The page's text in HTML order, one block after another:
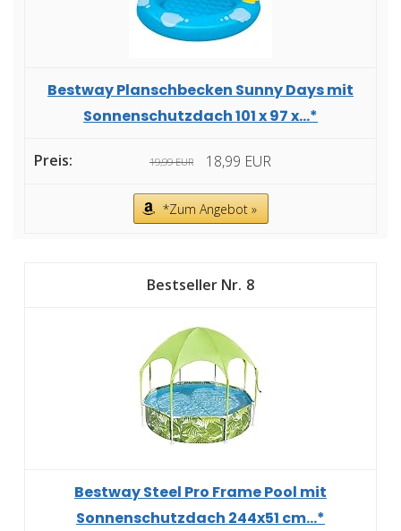
Bestway Planschbecken Sunny Days mit
Sonnenschutzdach 101 x 97 x...*
19,99 EUR 18,99 EUR
*Zum Angebot »
8
Bestway Steel Pro Frame Pool mit
Sonnenschutzdach 244x51 cm...*